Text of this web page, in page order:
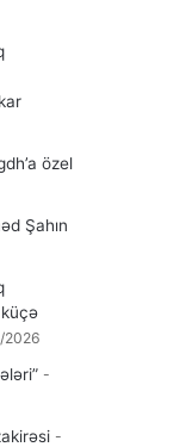
özel
Şahın
küçə
2026